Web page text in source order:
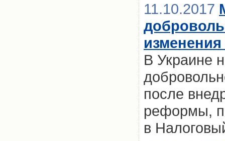
11.10.2017
В Украине
после
реформы,
в